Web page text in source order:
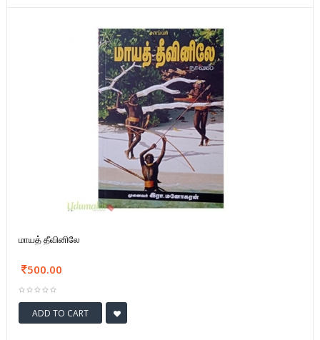
மாயத் தீவினிலே
500.00
ADD TO CART